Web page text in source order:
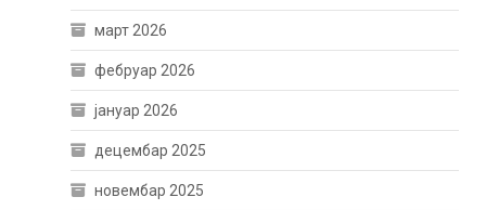
март 2026
фебруар 2026
јануар 2026
децембар 2025
новембар 2025